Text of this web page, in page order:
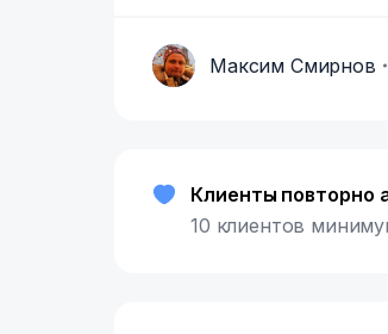
М Максим Смирнов
Клиенты повторно
10 клиентов